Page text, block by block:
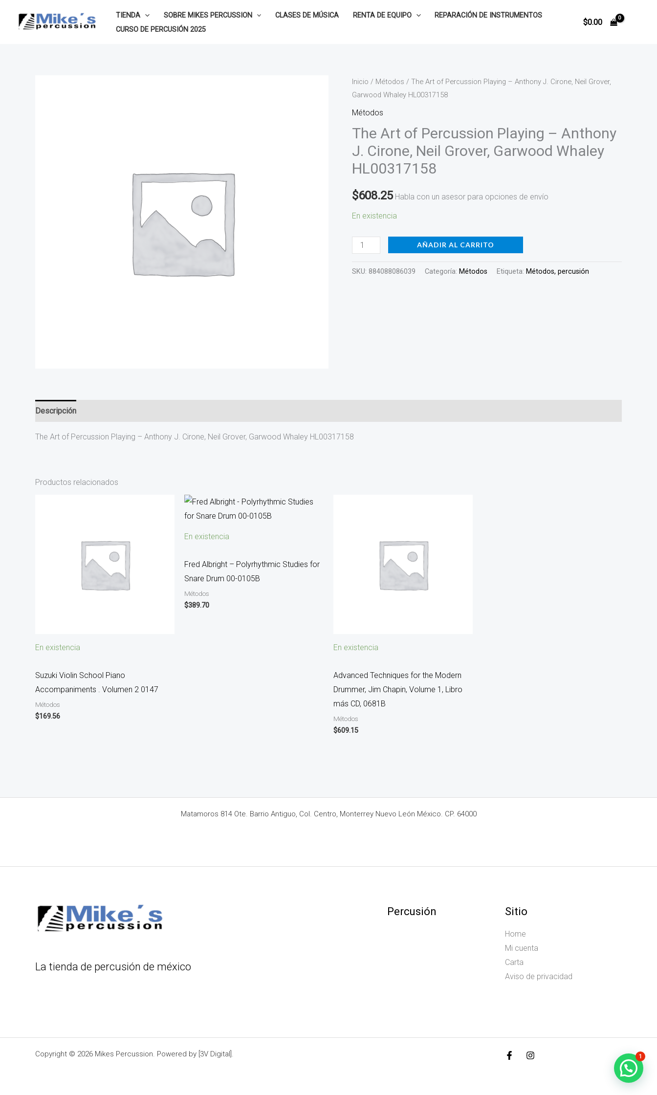
TIENDA SOBRE MIKES PERCUSSION CLASES DE MÚSICA RENTA DE EQUIPO
REPARACIÓN DE INSTRUMENTOS
CURSO DE PERCUSIÓN 2025
$0.00
Inicio / Métodos / The Art of Percussion Playing – Anthony J. Cirone, Neil Grover,
Garwood Whaley HL00317158
Métodos
The Art of Percussion Playing – Anthony
J. Cirone, Neil Grover, Garwood Whaley
HL00317158
$608.25 Habla con un asesor para opciones de envío
En existencia
The
Art
of
Playing
-
Anthony
Cirone,
Garwood
Whaley
HL00317158
AÑADIR AL CARRITO
SKU: 884088086039 Categoría: Métodos Etiqueta: Métodos, percusión
Descripción
The Art of Percussion Playing – Anthony J. Cirone, Neil Grover, Garwood Whaley HL00317158
Productos relacionados
En existencia
Suzuki Violin School Piano
Accompaniments . Volumen 2 0147
Métodos
$169.56
En existencia
Fred Albright – Polyrhythmic Studies for
Snare Drum 00-0105B
Métodos
$389.70
En existencia
Advanced Techniques for the Modern
Drummer, Jim Chapin, Volume 1, Libro
más CD, 0681B
Métodos
$609.15
Matamoros 814 Ote. Barrio Antiguo, Col. Centro, Monterrey Nuevo León México. CP. 64000
La tienda de percusión de méxico
Percusión Sitio
Home
Mi cuenta
Carta
Aviso de privacidad
Copyright © 2026 Mikes Percussion. Powered by [3V Digital]. 1